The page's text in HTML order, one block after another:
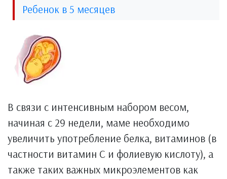
Ребенок в 5 месяцев
В связи с интенсивным набором весом,
начиная с 29 недели, маме необходимо
увеличить употребление белка, витаминов (в
частности витамин С и фолиевую кислоту), а
также таких важных микроэлементов как